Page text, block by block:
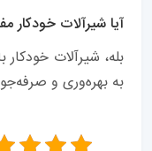
آیا شیرآلات خودکار
بله، شیرآلات
به بهره‌وری و